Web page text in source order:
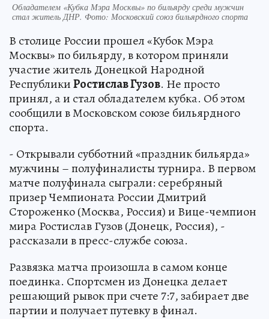
Обладателем «Кубка Мэра Москвы» по бильярду среди мужчин
стал житель ДНР. Фото: Московский союз бильярдного спорта
В столице России прошел «Кубок Мэра
Москвы» по бильярду, в котором приняли
участие житель Донецкой Народной
РеспубликиРостислав Гузов. Не просто
принял, а и стал обладателем кубка. Об этом
сообщили в Московском союзе бильярдного
спорта.
- Открывали субботний «праздник бильярда»
мужчины – полуфиналисты турнира. В первом
матче полуфинала сыграли: серебряный
призер Чемпионата России Дмитрий
Стороженко (Москва, Россия) и Вице-чемпион
мира Ростислав Гузов (Донецк, Россия), -
рассказали в пресс-службе союза.
Развязка матча произошла в самом конце
поединка. Спортсмен из Донецка делает
решающий рывок при счете 7:7, забирает две
партии и получает путевку в финал.